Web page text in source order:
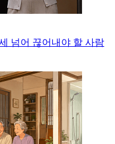
넘어 끊어내야 할 사람